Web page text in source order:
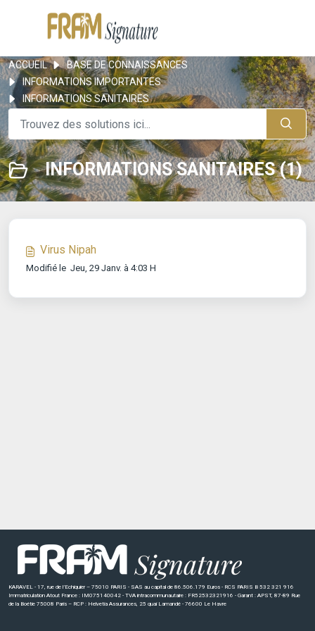
ACCUEIL
BASE DE CONNAISSANCES
INFORMATIONS IMPORTANTES
INFORMATIONS SANITAIRES
INFORMATIONS SANITAIRES (1)
Virus Nipah
Modifié le Jeu, 29 Janv. à 4:03 H
KARAVEL - 17, rue de l’Echiquier – 75010 PARIS - SAS au capital de 86.506.179 Euros - RCS PARIS B 532 321 916
Immatriculation Atout France : IM075140042 - TVA intracommunautaire : FR52532321916 - Garant : APST, 87-89 Rue
de la Boétie 75008 Paris – RCP : Helvetia Assurances, 25 quai Lamandé - 76600 Le Havre